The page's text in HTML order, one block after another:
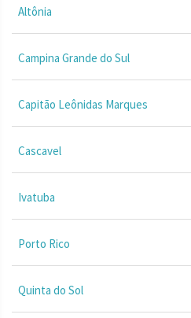
Altônia
Campina Grande do Sul
Capitão Leônidas Marques
Cascavel
Ivatuba
Porto Rico
Quinta do Sol